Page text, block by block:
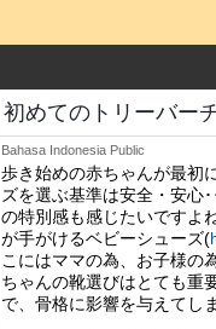
初めてのトリーバー
Bahasa Indonesia Public
歩き始めの赤ちゃんが最初
ズを選ぶ基準は安全・安心
の特別感も感じたいですよ
が手がけるベビーシューズ(
こにはママの為、お子様の
ちゃんの靴選びはとても重
で、骨格に影響を与えてし